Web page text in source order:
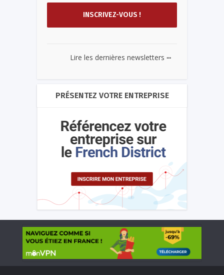
Lire les dernières newsletters ...
PRÉSENTEZ VOTRE ENTREPRISE